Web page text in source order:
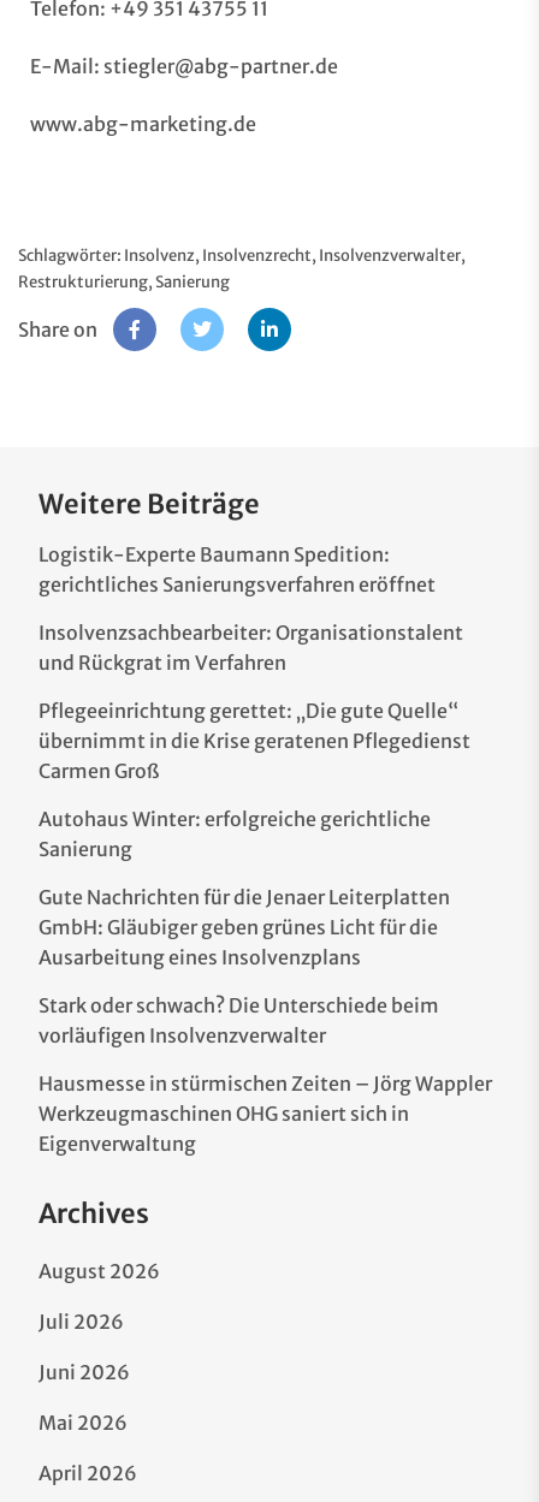
Telefon: +49 351 43755 11
E-Mail: stiegler@abg-partner.de
www.abg-marketing.de
Schlagwörter: Insolvenz, Insolvenzrecht, Insolvenzverwalter,
Restrukturierung,Sanierung
Share on
Weitere Beiträge
Logistik-Experte Baumann Spedition:
gerichtliches Sanierungsverfahren eröffnet
Insolvenzsachbearbeiter: Organisationstalent
und Rückgrat im Verfahren
Pflegeeinrichtung gerettet: „Die gute Quelle“
übernimmt in die Krise geratenen Pflegedienst
Carmen Groß
Autohaus Winter: erfolgreiche gerichtliche
Sanierung
Gute Nachrichten für die Jenaer Leiterplatten
GmbH: Gläubiger geben grünes Licht für die
Ausarbeitung eines Insolvenzplans
Stark oder schwach? Die Unterschiede beim
vorläufigen Insolvenzverwalter
Hausmesse in stürmischen Zeiten – Jörg Wappler
Werkzeugmaschinen OHG saniert sich in
Eigenverwaltung
Archives
August 2026
Juli 2026
Juni 2026
Mai 2026
April 2026